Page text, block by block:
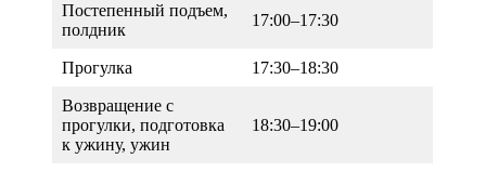
Постепенный подъем,
полдник
17:00–17:30
Прогулка 17:30–18:30
Возвращение с
прогулки, подготовка
к ужину, ужин
18:30–19:00